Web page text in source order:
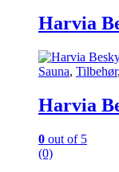
Harvia
Sauna, Tilbehør,
Harvia
0 out of 5
(0)